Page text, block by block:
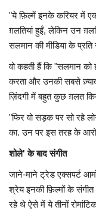
"ये फ़िल्में इनके करियर में
ग़लतियां हुईं, लेकिन उन
सलमान की मीडिया के प्रति
वो कहती हैं कि "सलमान को
करता और उनकी सबसे
ज़िंदगी में बहुत कुछ ग़लत
"फिर वो सड़क पर सो रहे
का. उन पर इस तरह के
शोले' के बाद संगीत
जाने-माने ट्रेड एक्सपर्ट
श्रेय इनकी फ़िल्मों के
रहे थे ऐसे में ये तीनों